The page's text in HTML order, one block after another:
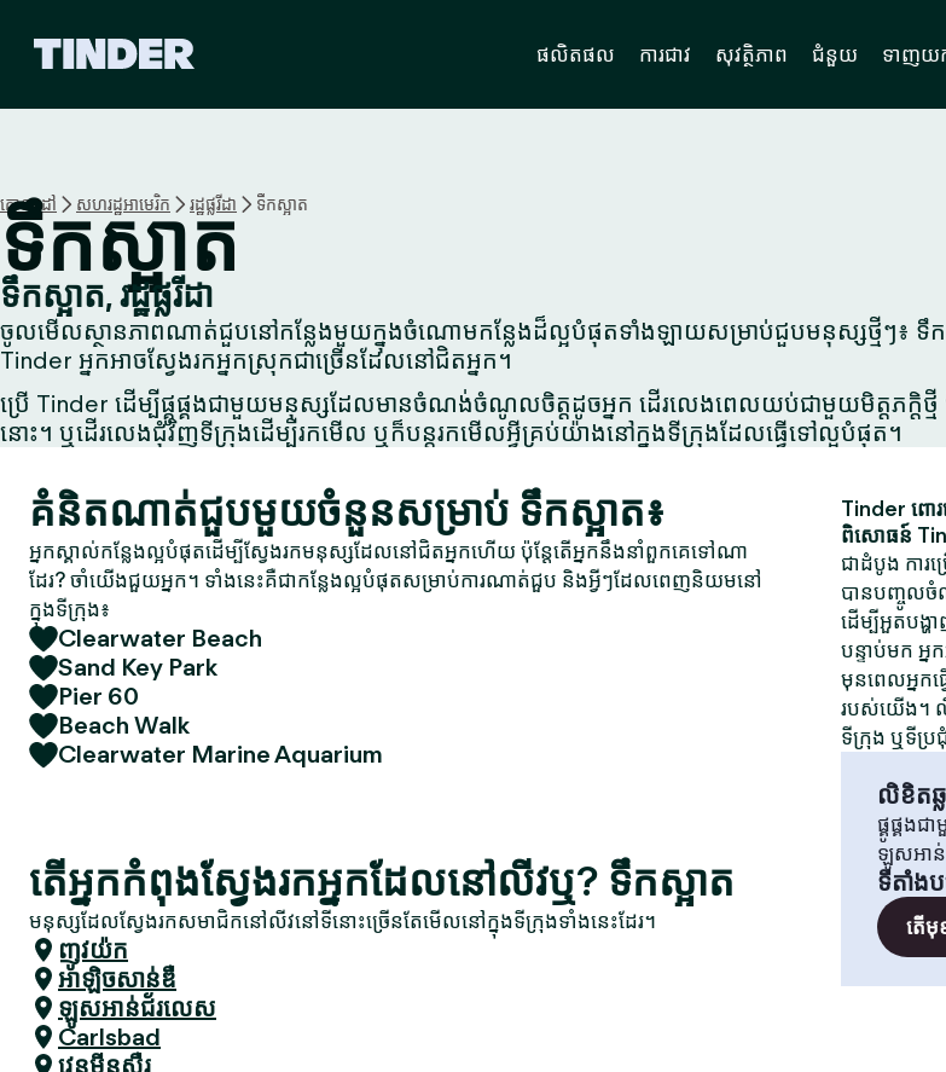
i
n
d
e
r
ផលិតផល ការជាវ សុវត្ថិភាព ជំនួយ ទាញយ
គោលដៅ សហរដ្ឋអាមេរិក រដ្ឋផ្លរីដា ទឹកស្អាត
ទឹកស្អាត
ទឹកស្អាត, រដ្ឋផ្លរីដា
ចូលមើលស្ថានភាពណាត់ជួបនៅកន្លែងមួយក្នុងចំណោមកន្លែងដ៏ល្អបំផុតទាំងឡាយសម្រាប់ជួបមនុស្សថ្មីៗ៖ ទឹកស្
Tinder អ្នកអាចស្វែងរកអ្នកស្រុកជាច្រើនដែលនៅជិតអ្នក។
ប្រើ Tinder ដើម្បីផ្គូផ្គងជាមួយមនុស្សដែលមានចំណង់ចំណូលចិត្តដូចអ្នក ដើរលេងពេលយប់ជាមួយមិត្តភក្តិថ្
នោះ។ ឬដើរលេងជុំវិញទីក្រុងដើម្បីរកមើល ឬក៏បន្តរកមើលអ្វីគ្រប់យ៉ាងនៅក្នុងទីក្រុងដែលធ្វើទៅល្អបំផុត។
គំនិតណាត់ជួបមួយចំនួនសម្រាប់ ទឹកស្អាត៖
អ្នកស្គាល់កន្លែងល្អបំផុតដើម្បីស្វែងរកមនុស្សដែលនៅជិតអ្នកហើយ ប៉ុន្តែតើអ្នកនឹងនាំពួកគេទៅណា
ដែរ? ចាំយើងជួយអ្នក។ ទាំងនេះគឺជាកន្លែងល្អបំផុតសម្រាប់ការណាត់ជួប និងអ្វីៗដែលពេញនិយមនៅ
ក្នុងទីក្រុង៖
Clearwater Beach
Sand Key Park
Pier 60
Beach Walk
Clearwater Marine Aquarium
តើអ្នកកំពុងស្វែងរកអ្នកដែលនៅលីវឬ? ទឹកស្អាត
មនុស្សដែលស្វែងរកសមាជិកនៅលីវនៅទីនោះច្រើនតែមើលនៅក្នុងទីក្រុងទាំងនេះដែរ។
ញូវយ៉ក
អាឡិចសាន់ឌឺ
ឡូស​អាន់​ជ័រ​លេស
Carlsbad
វេនមីនស្ទឺរ
Tinder ពោ
ពិសោធន៍
ជាដំបូង ការ
បានបញ្ចូលចំ
ដើម្បីអួតបង្
បន្ទាប់មក អ្ន
មុនពេលអ្នកធ្
របស់យើង។ លិ
ទីក្រុង ឬទីប្
លិខិតឆ្
ផ្គូផ្គង
ឡូសអា
ទីតាំងប
តើមុ